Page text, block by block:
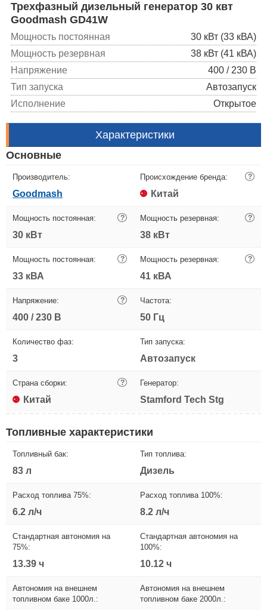
Трехфазный дизельный генератор 30 квт
Goodmash GD41W
Мощность постоянная
30 кВт (33 кВА)
Мощность резервная
38 кВт (41 кВА)
Напряжение
400 / 230 В
Тип запуска
Автозапуск
Исполнение
Открытое
Характеристики
Основные
Производитель:
Goodmash
Происхождение бренда: ?
Китай
Мощность постоянная: ?
30 кВт
Мощность резервная: ?
38 кВт
Мощность постоянная: ?
33 кВА
Мощность резервная: ?
41 кВА
Напряжение: ?
400 / 230 В
Частота:
50 Гц
Количество фаз:
3
Тип запуска:
Автозапуск
Страна сборки: ?
Китай
Генератор:
Stamford Tech Stg
Топливные характеристики
Топливный бак:
83 л
Тип топлива:
Дизель
Расход топлива 75%:
6.2 л/ч
Расход топлива 100%:
8.2 л/ч
Стандартная автономия на
75%:
13.39 ч
Стандартная автономия на
100%:
10.12 ч
Автономия на внешнем
топливном баке 1000л.:
Автономия на внешнем
топливном баке 2000л.: